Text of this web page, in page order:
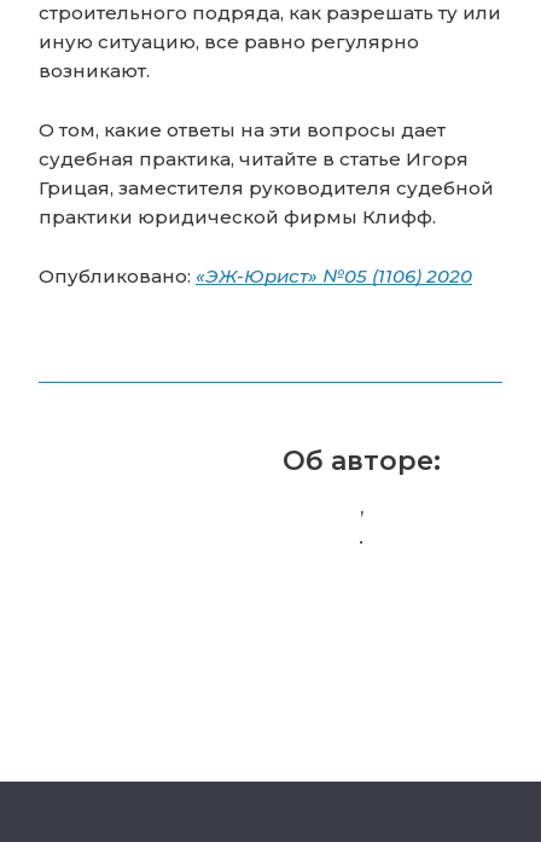
строительного подряда, как разрешать ту или
иную ситуацию, все равно регулярно
возникают.
О том, какие ответы на эти вопросы дает
судебная практика, читайте в статье Игоря
Грицая, заместителя руководителя судебной
практики юридической фирмы Клифф.
Опубликовано: «ЭЖ-Юрист» №05 (1106) 2020
Об авторе:
,
.